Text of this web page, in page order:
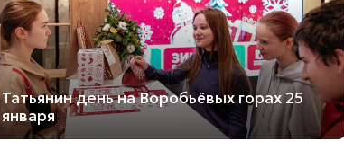
Татьянин день на Воробьёвых горах 25
января